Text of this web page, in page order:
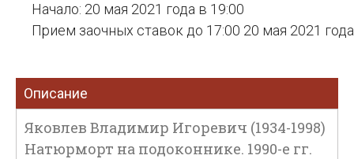
Начало: 20 мая 2021 года в 19:00
Прием заочных ставок до 17:00 20 мая 2021 года
Описание
Яковлев Владимир Игоревич (1934-1998)
Натюрморт на подоконнике. 1990-е гг.